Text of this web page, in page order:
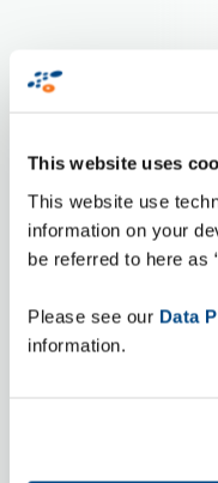
This website uses
This website use
information on your
be referred to here as
Please see our Data
information.